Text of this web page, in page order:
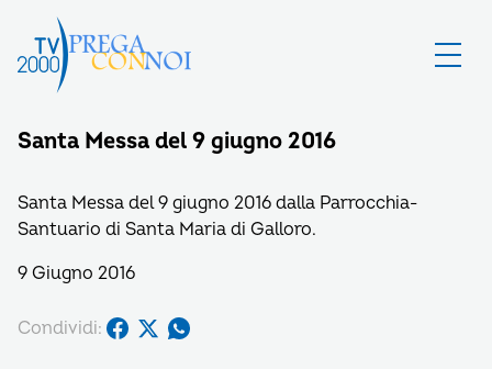
Santa Messa del 9 giugno 2016
Santa Messa del 9 giugno 2016 dalla Parrocchia-
Santuario di Santa Maria di Galloro.
9 Giugno 2016
Condividi: